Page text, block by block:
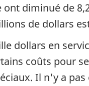
diminué de
de dollars
dollars en
coûts pour
Il n'y a